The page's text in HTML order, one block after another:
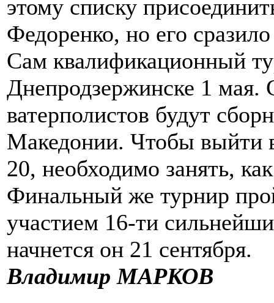
этому списку
Федоренко, но его
Сам квалификационный
Днепродзержинске 1
ватерполистов будут
Македонии. Чтобы выйти
20, необходимо занять,
Финальный же турнир
участием 16-ти
начнется он 21 сентября.
Владимир МАРКОВ